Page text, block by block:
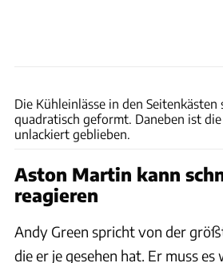
Die Kühleinlässe in den
quadratisch geformt. Daneben ist
unlackiert geblieben.
Aston Martin kann
reagieren
Andy Green spricht von der
die er je gesehen hat. Er muss es